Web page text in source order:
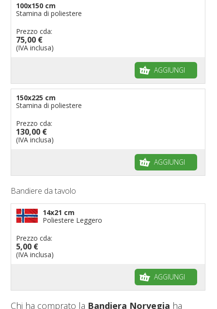
100x150 cm
Stamina di poliestere
Prezzo cda:
75,00 €
(IVA inclusa)
AGGIUNGI
150x225 cm
Stamina di poliestere
Prezzo cda:
130,00 €
(IVA inclusa)
AGGIUNGI
Bandiere da tavolo
14x21 cm
Poliestere Leggero
Prezzo cda:
5,00 €
(IVA inclusa)
AGGIUNGI
Chi ha comprato la Bandiera Norvegia ha